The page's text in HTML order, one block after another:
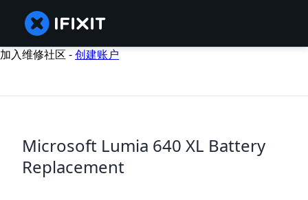
加入维修社区 -创建账户
Microsoft Lumia 640 XL Battery
Replacement